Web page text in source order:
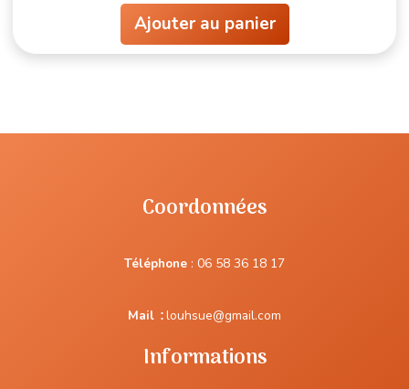
Ajouter au panier
Coordonnées
Téléphone : 06 58 36 18 17
Mail :louhsue@gmail.com
Informations